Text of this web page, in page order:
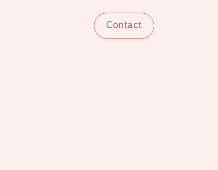
Contact